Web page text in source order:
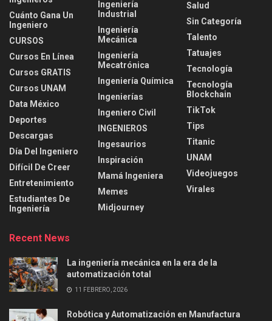
Cuánto Gana Un
Ingeniero
CURSOS
Cursos En Línea
Cursos GRATIS
Cursos UNAM
Data México
Deportes
Descargas
Día Del Ingeniero
Difícil De Creer
Entretenimiento
Estudiantes De
Ingeniería
Ingeniería
Industrial
Ingeniería
Mecánica
Ingeniería
Mecatrónica
Ingeniería Química
Ingenierías
Ingeniero Civil
INGENIEROS
Ingesaurios
Inspiración
Mamá Ingeniera
Memes
Midjourney
Salud
Sin Categoría
Talento
Tatuajes
Tecnología
Tecnología
Blockchain
TikTok
Tips
Titanic
UNAM
Videojuegos
Virales
Recent News
La ingeniería mecánica en la era de la
automatización total
11 FEBRERO, 2026
Robótica y Automatización en Manufactura